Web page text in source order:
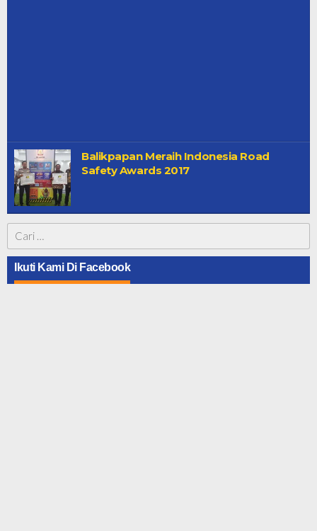
Balikpapan Meraih Indonesia Road
Safety Awards 2017
Cari
untuk:
Ikuti Kami Di Facebook